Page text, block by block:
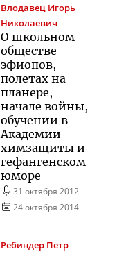
Влодавец Игорь
Николаевич
О школьном
обществе
эфиопов,
полетах на
планере,
начале войны,
обучении в
Академии
химзащиты и
гефангенском
юморе
31 октября 2012
24 октября 2014
Ребиндер Петр